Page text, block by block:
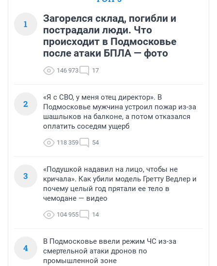
1
Загорелся склад, погибли и
пострадали люди. Что
происходит в Подмосковье
после атаки БПЛА — фото
146 973 17
2
«Я с СВО, у меня отец директор». В
Подмосковье мужчина устроил пожар из-за
шашлыков на балконе, а потом отказался
оплатить соседям ущерб
118 359 54
3
«Подушкой надавил на лицо, чтобы не
кричала». Как убили модель Гретту Ведлер и
почему целый год прятали ее тело в
чемодане — видео
104 955 14
4
В Подмосковье ввели режим ЧС из-за
смертельной атаки дронов по
промышленной зоне